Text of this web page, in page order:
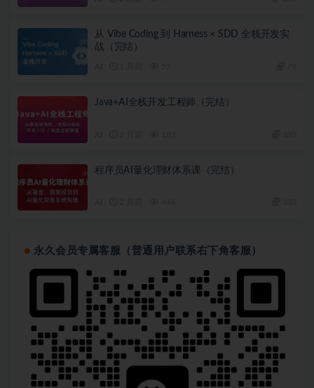
从 Vibe Coding 到 Harness × SDD 全栈开发实
战（完结）
Java+AI全栈开发工程师（完结）
程序员AI量化理财体系课（完结）
永久会员专属客服（普通用户联系右下角客服）